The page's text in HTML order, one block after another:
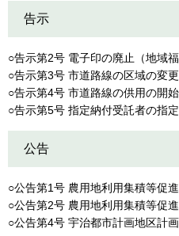
告示
○告示第2号 電子印の廃止（地域
○告示第3号 市道路線の区域の変
○告示第4号 市道路線の供用の開
○告示第5号 指定納付受託者の指
公告
○公告第1号 農用地利用集積等促
○公告第2号 農用地利用集積等促
○公告第4号 宇治都市計画地区計